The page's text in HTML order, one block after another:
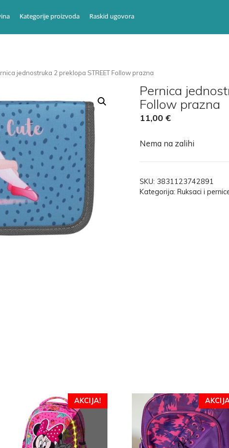
Kategorije proizvoda Raskid ugovora
jednostruka 2 preklopa STREET Follow prazna
Pernica
Follow prazna
11,00 €
Nema na zalihi
SKU: 3831123742891
Kategorija: Ruksaci i
AKCIJA!